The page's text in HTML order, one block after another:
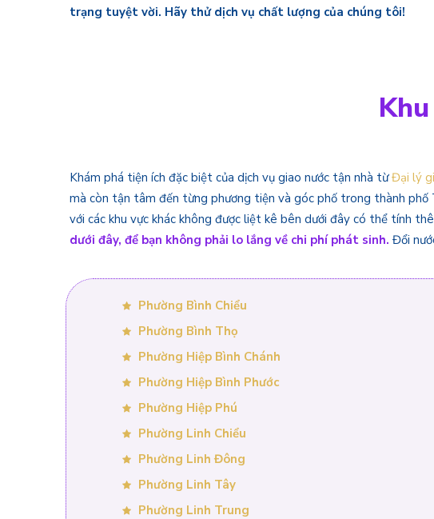
trạng tuyệt vời. Hãy thử dịch vụ chất lượng của chúng tôi!
Khám phá tiện ích đặc biệt của dịch vụ giao nước tận nhà từĐại lý
mà còn tận tâm đến từng phương tiện và góc phố trong thành
với các khu vực khác không được liệt kê bên dưới đây có thể tính
dưới đây, để bạn không phải lo lắng về chi phí phát sinh. Đổi
Phường Bình Chiểu
Phường Bình Thọ
Phường Hiệp Bình Chánh
Phường Hiệp Bình Phước
Phường Hiệp Phú
Phường Linh Chiểu
Phường Linh Đông
Phường Linh Tây
Phường Linh Trung